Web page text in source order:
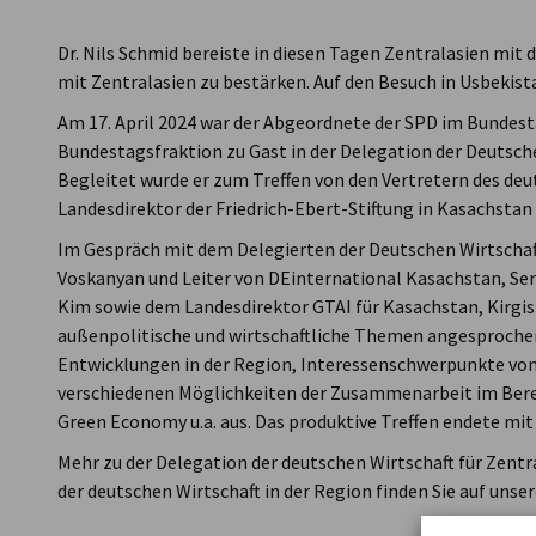
Kazakhstan
Dr. Nils Schmid bereiste in diesen Tagen Zentralasien mit
mit Zentralasien zu bestärken. Auf den Besuch in
Am 17. April 2024 war der Abgeordnete der SPD im
Bundestagsfraktion zu Gast in der Delegation der
Begleitet wurde er zum Treffen von den Vertretern des
Landesdirektor der Friedrich-Ebert-Stiftung in
Im Gespräch mit dem Delegierten der Deutschen
Voskanyan und Leiter von DEinternational Kasachstan,
Kim sowie dem Landesdirektor GTAI für Kasachstan,
außenpolitische und wirtschaftliche Themen
Entwicklungen in der Region, Interessenschwerpunkte
verschiedenen Möglichkeiten der Zusammenarbeit im
Green Economy u.a. aus. Das produktive Treffen endete
Mehr zu der Delegation der deutschen Wirtschaft für
der deutschen Wirtschaft in der Region finden Sie auf